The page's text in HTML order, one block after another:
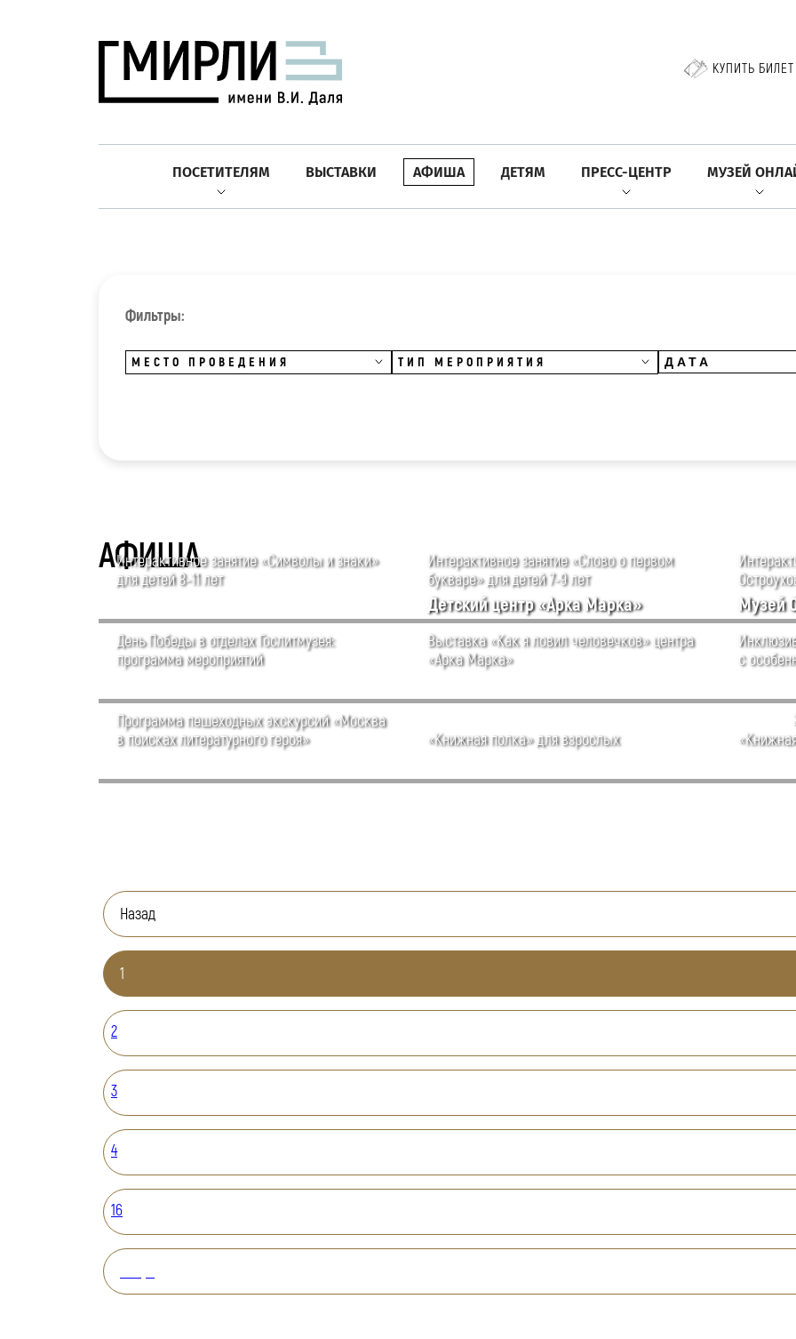
КУПИТЬ БИЛЕТ
ПОСЕТИТЕЛЯМ ВЫСТАВКИ АФИША ДЕТЯМ ПРЕСС-ЦЕНТР МУЗЕЙ
Фильтры:
МЕСТО ПРОВЕДЕНИЯ ТИП МЕРОПРИЯТИЯ
АФИША
Интерактивное занятие «Символы и знаки»
для детей 8-11 лет
Интерактивное занятие «Слово о первом
букваре» для детей 7-9 лет
День Победы в отделах Гослитмузея:
программа мероприятий
Детский центр «Арка Марка»
Выставка «Как я ловил человечков» центра
«Арка Марка»
Музей
с
Программа пешеходных экскурсий «Москва
в поисках литературного героя»
«Книжная полка» для взрослых
Назад
1
2
3
4
16